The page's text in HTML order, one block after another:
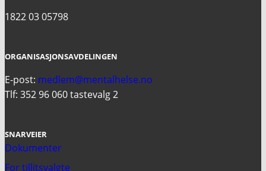
1822 03 05798
ORGANISASJONSAVDELINGEN
E-post: medlem@mentalhelse.no
Tlf: 352 96 060 tastevalg 2
SNARVEIER
Dokumenter
For tillitsvalgte